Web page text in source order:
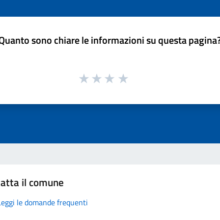
sono chiare le informazioni su questa
il comune
le domande frequenti